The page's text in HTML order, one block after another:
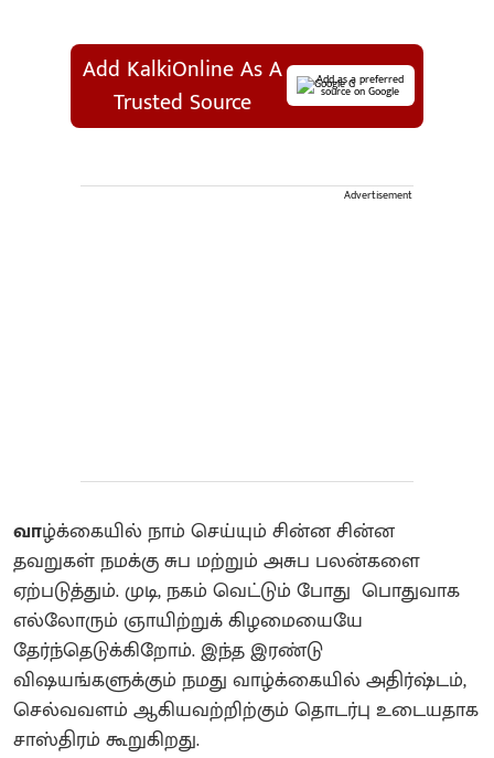
Add KalkiOnline As A
Trusted Source
Add as a preferred
source on Google
Advertisement
வாழ்க்கையில் நாம் செய்யும் சின்ன சின்ன
தவறுகள் நமக்கு சுப மற்றும் அசுப பலன்களை
ஏற்படுத்தும். முடி, நகம் வெட்டும் போது பொதுவாக
எல்லோரும் ஞாயிற்றுக் கிழமையையே
தேர்ந்தெடுக்கிறோம். இந்த இரண்டு
விஷயங்களுக்கும் நமது வாழ்க்கையில் அதிர்ஷ்டம்,
செல்வவளம் ஆகியவற்றிற்கும் தொடர்பு உடையதாக
சாஸ்திரம் கூறுகிறது.